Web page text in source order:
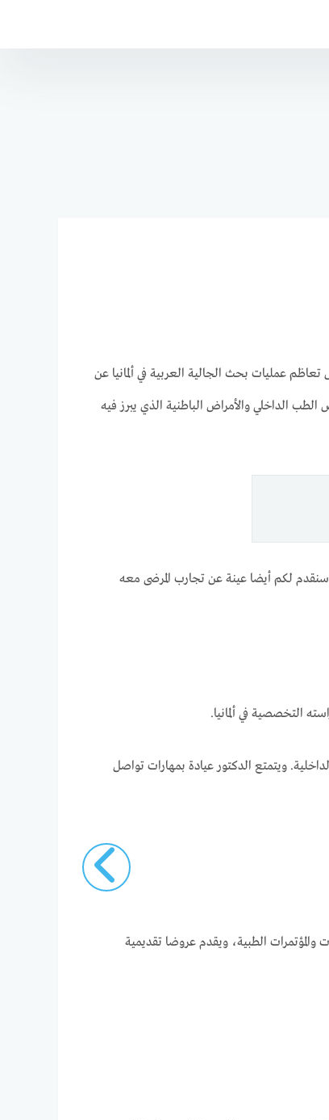
عمليات بحث الجالية العربية في ألمانيا عن
الداخلي والأمراض الباطنية الذي يبرز فيه
لكم أيضا عينة عن تجارب المرضى معه
ويتمتع الدكتور عيادة بمهارات تواصل
الطبية، ويقدم عروضا تقديمية